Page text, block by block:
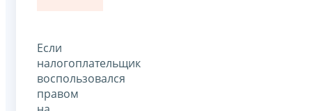
Если
налогоплательщик
воспользовался
правом